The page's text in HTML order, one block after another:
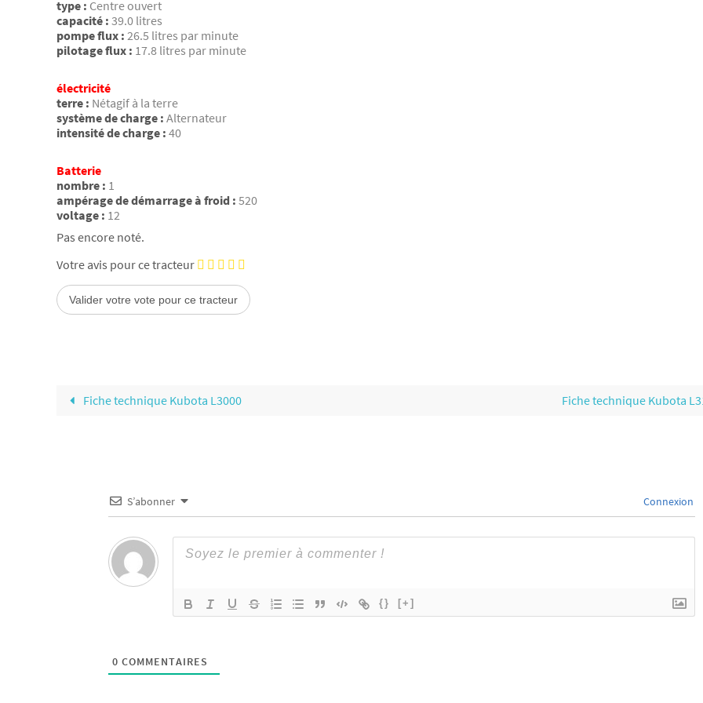
type : Centre ouvert
capacité : 39.0 litres
pompe flux : 26.5 litres par minute
pilotage flux : 17.8 litres par minute
électricité
terre : Nétagif à la terre
système de charge : Alternateur
intensité de charge : 40
Batterie
nombre : 1
ampérage de démarrage à froid : 520
voltage : 12
Pas encore noté.
Votre avis pour ce tracteur
Fiche technique Kubota L3000 Fiche technique Kubota
S’abonner Connexion
{} [+]
0 COMMENTAIRES